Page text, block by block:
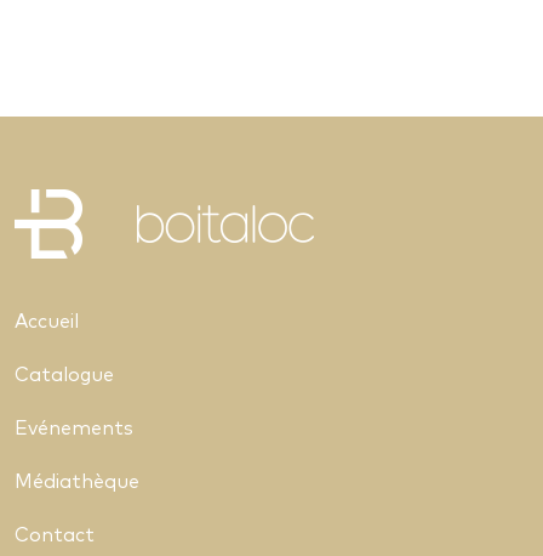
Accueil
Catalogue
Evénements
Médiathèque
Contact